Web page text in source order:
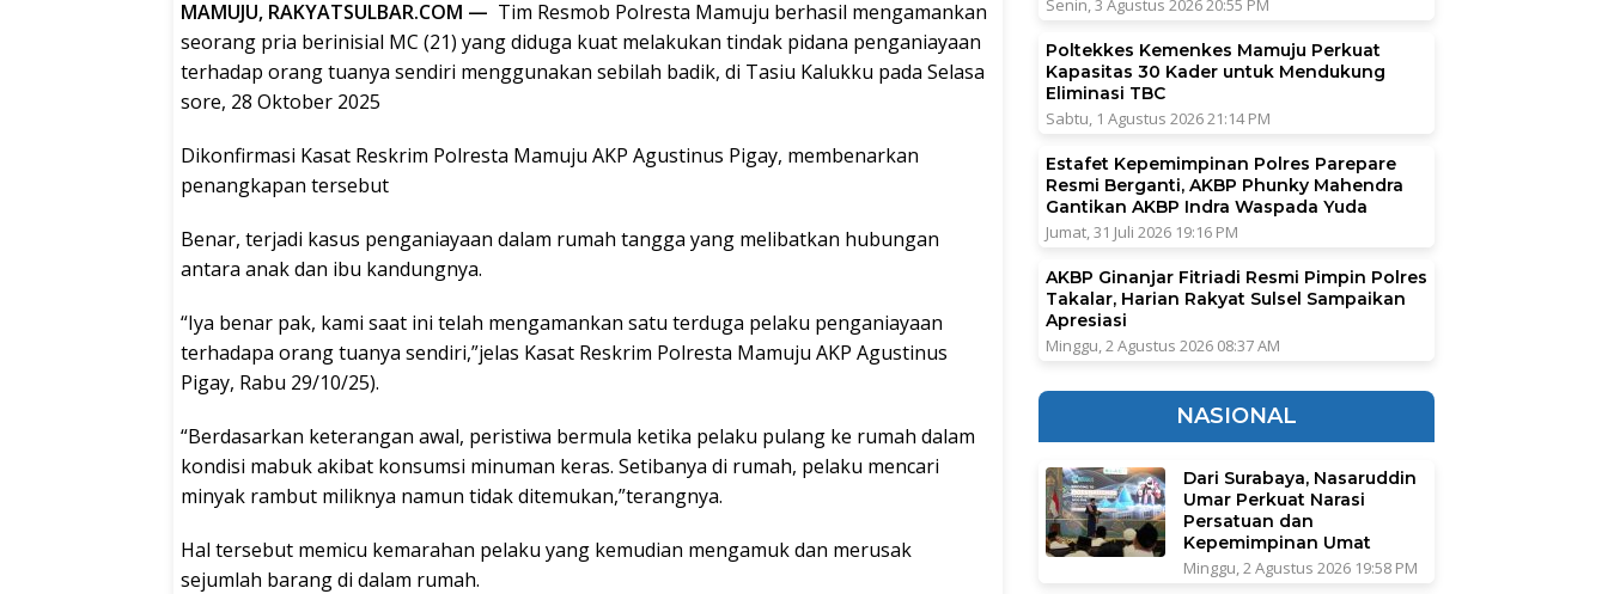
MAMUJU, RAKYATSULBAR.COM — Tim Resmob Polresta Mamuju berhasil mengamankan
seorang pria berinisial MC (21) yang diduga kuat melakukan tindak pidana penganiayaan
terhadap orang tuanya sendiri menggunakan sebilah badik, di Tasiu Kalukku pada Selasa
sore, 28 Oktober 2025
Dikonfirmasi Kasat Reskrim Polresta Mamuju AKP Agustinus Pigay, membenarkan
penangkapan tersebut
Benar, terjadi kasus penganiayaan dalam rumah tangga yang melibatkan hubungan
antara anak dan ibu kandungnya.
“Iya benar pak, kami saat ini telah mengamankan satu terduga pelaku penganiayaan
terhadapa orang tuanya sendiri,”jelas Kasat Reskrim Polresta Mamuju AKP Agustinus
Pigay, Rabu 29/10/25).
“Berdasarkan keterangan awal, peristiwa bermula ketika pelaku pulang ke rumah dalam
kondisi mabuk akibat konsumsi minuman keras. Setibanya di rumah, pelaku mencari
minyak rambut miliknya namun tidak ditemukan,”terangnya.
Hal tersebut memicu kemarahan pelaku yang kemudian mengamuk dan merusak
sejumlah barang di dalam rumah.
Senin, 3 Agustus 2026 20:55 PM
Poltekkes Kemenkes Mamuju Perkuat
Kapasitas 30 Kader untuk Mendukung
Eliminasi TBC
Sabtu, 1 Agustus 2026 21:14 PM
Estafet Kepemimpinan Polres Parepare
Resmi Berganti, AKBP Phunky Mahendra
Gantikan AKBP Indra Waspada Yuda
Jumat, 31 Juli 2026 19:16 PM
AKBP Ginanjar Fitriadi Resmi Pimpin Polres
Takalar, Harian Rakyat Sulsel Sampaikan
Apresiasi
Minggu, 2 Agustus 2026 08:37 AM
NASIONAL
Dari Surabaya, Nasaruddin
Umar Perkuat Narasi
Persatuan dan
Kepemimpinan Umat
Minggu, 2 Agustus 2026 19:58 PM